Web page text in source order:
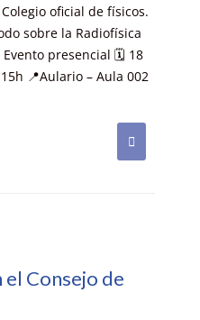
oficial de físicos.
sobre la Radiofísica
Evento presencial 🗓️ 18
📍Aulario – Aula 002
Consejo de